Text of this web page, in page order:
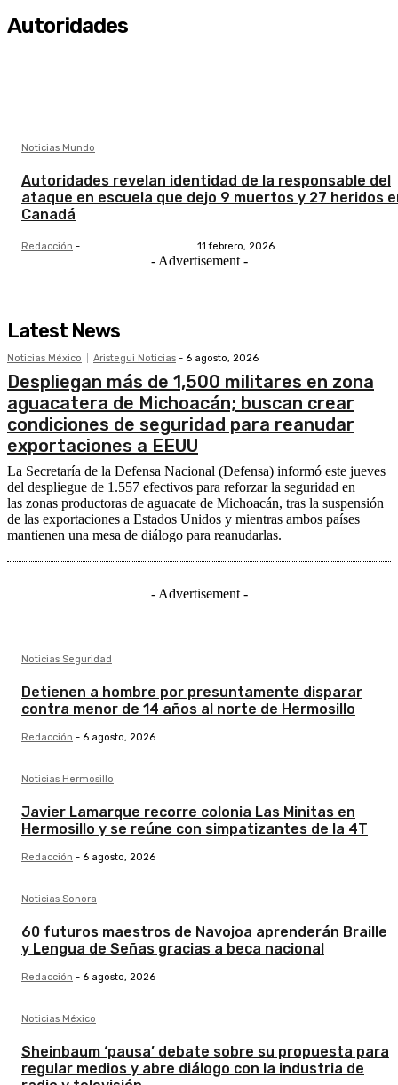
Autoridades
Noticias Mundo
Autoridades revelan identidad de la responsable del
ataque en escuela que dejo 9 muertos y 27 heridos
Canadá
Redacción - 11 febrero, 2026
- Advertisement -
Latest News
Noticias México Aristegui Noticias - 6 agosto, 2026
Despliegan más de 1,500 militares en zona
aguacatera de Michoacán; buscan crear
condiciones de seguridad para reanudar
exportaciones a EEUU
La Secretaría de la Defensa Nacional (Defensa) informó este jueves
del despliegue de 1.557 efectivos para reforzar la seguridad en
las zonas productoras de aguacate de Michoacán, tras la suspensión
de las exportaciones a Estados Unidos y mientras ambos países
mantienen una mesa de diálogo para reanudarlas.
- Advertisement -
Noticias Seguridad
Detienen a hombre por presuntamente disparar
contra menor de 14 años al norte de Hermosillo
Redacción - 6 agosto, 2026
Noticias Hermosillo
Javier Lamarque recorre colonia Las Minitas en
Hermosillo y se reúne con simpatizantes de la 4T
Redacción - 6 agosto, 2026
Noticias Sonora
60 futuros maestros de Navojoa aprenderán Braille
y Lengua de Señas gracias a beca nacional
Redacción - 6 agosto, 2026
Noticias México
Sheinbaum ‘pausa’ debate sobre su propuesta para
regular medios y abre diálogo con la industria de